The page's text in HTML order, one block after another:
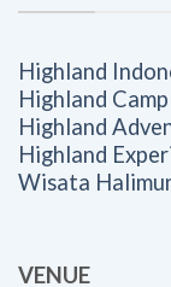
Highland
Highland Camp
Highland
Highland
Wisata
VENUE